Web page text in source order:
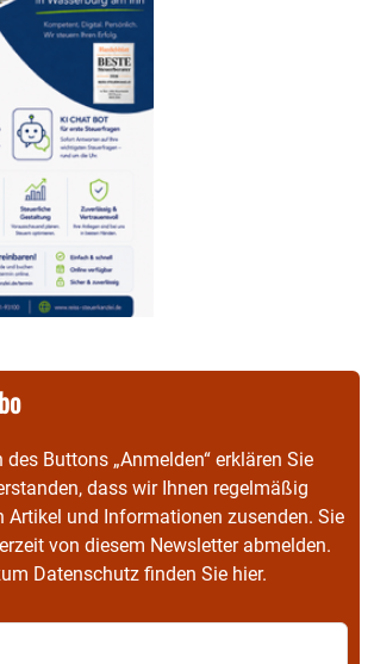
Buttons „Anmelden“ erklären Sie
dass wir Ihnen regelmäßig
Artikel und Informationen zusenden. Sie
von diesem Newsletter abmelden.
Datenschutz finden Sie hier.